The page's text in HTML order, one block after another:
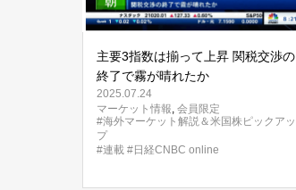
主要3指数は揃って上昇 関税交渉の
終了で霧が晴れたか
2025.07.24
マーケット情報, 会員限定
#海外マーケット解説＆米国株ピックアッ
プ
#連載 #日経CNBC online